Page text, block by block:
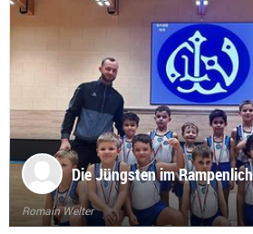
Die Jüngsten im
Romain Welter